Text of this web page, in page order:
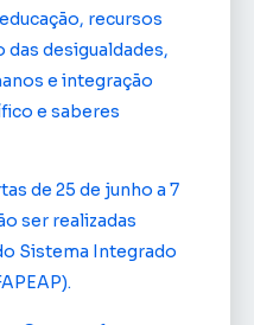
recursos
das desigualdades,
e integração
e saberes
de 25 de junho a 7
ser realizadas
Sistema Integrado